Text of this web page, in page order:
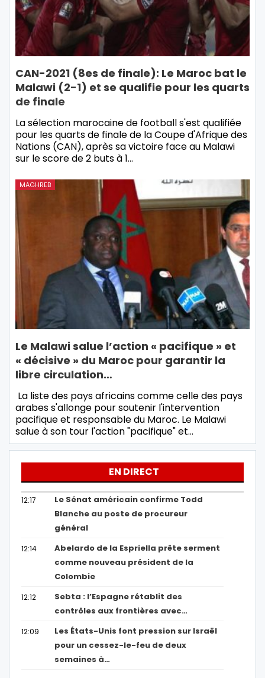
CAN-2021 (8es de finale): Le Maroc bat le
Malawi (2-1) et se qualifie pour les quarts
de finale
La sélection marocaine de football s'est qualifiée
pour les quarts de finale de la Coupe d'Afrique des
Nations (CAN), après sa victoire face au Malawi
sur le score de 2 buts à 1…
MAGHREB
Le Malawi salue l’action « pacifique » et
« décisive » du Maroc pour garantir la
libre circulation…
La liste des pays africains comme celle des pays
arabes s'allonge pour soutenir l'intervention
pacifique et responsable du Maroc. Le Malawi
salue à son tour l'action "pacifique" et…
EN DIRECT
12:17
Le Sénat américain confirme Todd
Blanche au poste de procureur
général
12:14
Abelardo de la Espriella prête serment
comme nouveau président de la
Colombie
12:12
Sebta : l’Espagne rétablit des
contrôles aux frontières avec…
12:09
Les États-Unis font pression sur Israël
pour un cessez-le-feu de deux
semaines à…